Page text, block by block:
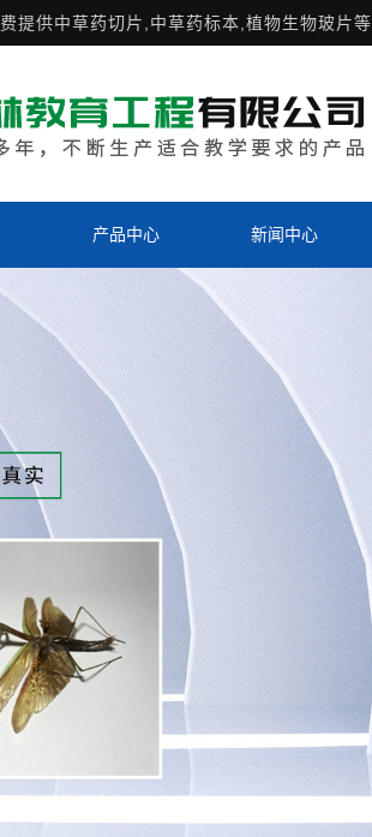
提供中草药切片 ,中草药标本,植物生物玻片
产品中心 新闻中心